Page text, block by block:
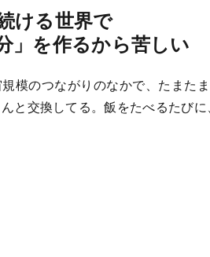
ける世界で
」を作るから苦しい
模のつながりのなかで、たまた
と交換してる。飯をたべるたびに